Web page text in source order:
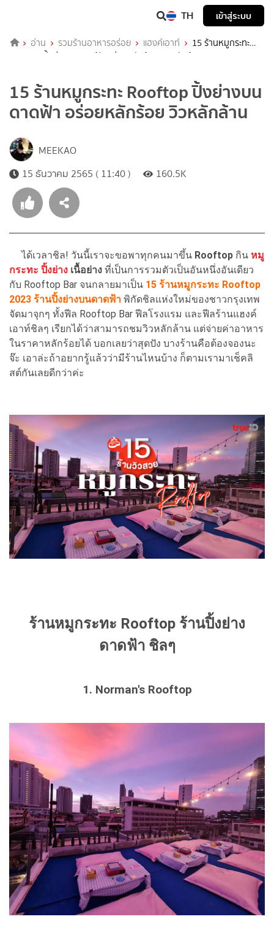
TH เข้าสู่ระบบ
อ่าน รวมร้านอาหารอร่อย แฮงค์เอาท์
15 ร้านหมูกระทะ
Rooftop ปิ้งย่างบนดาดฟ้า อร่อยหลักร้อย วิวหลักล้าน
15 ร้านหมูกระทะ Rooftop ปิ้งย่างบน
ดาดฟ้า อร่อยหลักร้อย วิวหลักล้าน
MEEKAO
15 ธันวาคม 2565 ( 11:40 )
160.5K
ได้เวลาชิล! วันนี้เราจะขอพาทุกคนมาขึ้น Rooftop กิน หมู
กระทะ ปิ้งย่าง เนื้อย่าง ที่เป็นการรวมตัวเป็นอันหนึ่งอันเดียว
กับ Rooftop Bar จนกลายมาเป็น 15 ร้านหมูกระทะ Rooftop
2023 ร้านปิ้งย่างบนดาดฟ้า พิกัดชิลแห่งใหม่ของชาวกรุงเทพ
จัดมาจุกๆ ทั้งฟีล Rooftop Bar ฟีลโรงแรม และฟีลร้านแฮงค์
เอาท์ชิลๆ เรียกได้ว่าสามารถชมวิวหลักล้าน แต่จ่ายค่าอาหาร
ในราคาหลักร้อยได้ บอกเลยว่าสุดปัง บางร้านคือต้องจองนะ
จ๊ะ เอาล่ะถ้าอยากรู้แล้วว่ามีร้านไหนบ้าง ก็ตามเรามาเช็คลิ
สต์กันเลยดีกว่าค่ะ
ร้านหมูกระทะ Rooftop ร้านปิ้งย่าง
ดาดฟ้า ชิลๆ
1. Norman's Rooftop